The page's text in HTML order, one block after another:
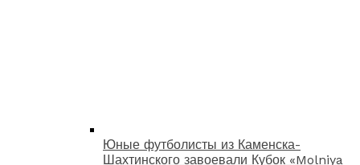
Юные футболисты из Каменска-
Шахтинского завоевали Кубок «Molniya